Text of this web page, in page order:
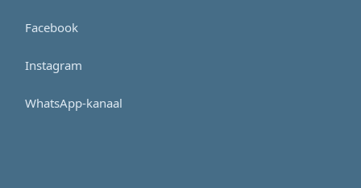
Facebook
Instagram
WhatsApp-kanaal